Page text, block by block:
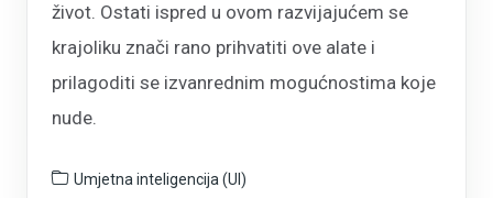
život. Ostati ispred u ovom razvijajućem se
krajoliku znači rano prihvatiti ove alate i
prilagoditi se izvanrednim mogućnostima koje
nude.
Umjetna inteligencija (UI)